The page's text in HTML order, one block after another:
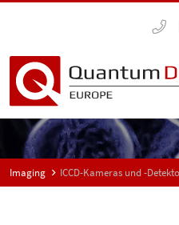
Imaging